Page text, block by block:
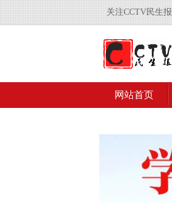
关注CCTV民生
网站首页